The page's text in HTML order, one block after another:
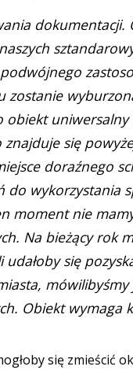
zostanie
uniwersalny
się
doraźnego
wykorzystania
moment nie
Na bieżący rok
udałoby się
Obiekt wymaga
się zmieścić